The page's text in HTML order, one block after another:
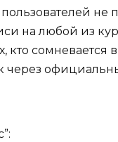
на любой из
кто
через